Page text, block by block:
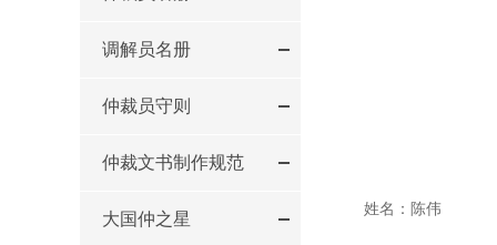
调解员名册
仲裁员守则
仲裁文书制作规范
大国仲之星
姓名：陈伟